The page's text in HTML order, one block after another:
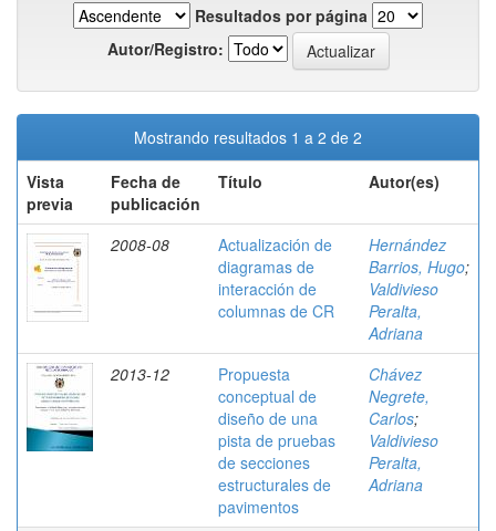
Resultados por página
Autor/Registro:
Mostrando resultados 1 a 2 de 2
Vista
previa
Fecha de
publicación
Título Autor(es)
2008-08
Actualización de
diagramas de
interacción de
columnas de CR
Hernández
Barrios, Hugo;
Valdivieso
Peralta,
Adriana
2013-12
Propuesta
conceptual de
diseño de una
pista de pruebas
de secciones
estructurales de
pavimentos
Chávez
Negrete,
Carlos;
Valdivieso
Peralta,
Adriana